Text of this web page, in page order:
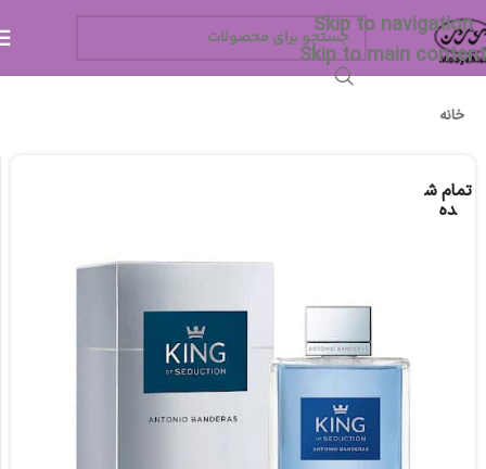
Skip to navigation
Skip to main content
خانه
تمام ش
ده